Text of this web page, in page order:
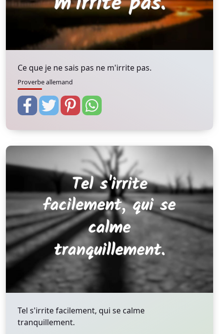
Ce que je ne sais pas ne m'irrite pas.
Proverbe allemand
Tel s'irrite facilement, qui se calme
tranquillement.